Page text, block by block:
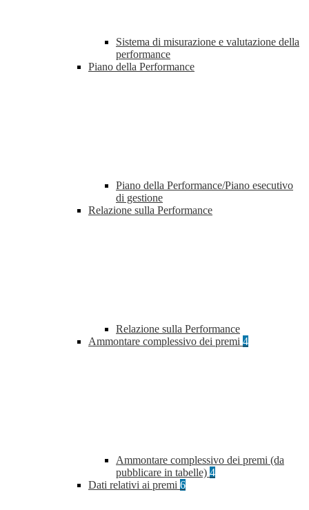
Sistema di misurazione e valutazione della
performance
Piano della Performance
Piano della Performance/Piano esecutivo
di gestione
Relazione sulla Performance
Relazione sulla Performance
Ammontare complessivo dei premi 4
Ammontare complessivo dei premi (da
pubblicare in tabelle) 4
Dati relativi ai premi 6